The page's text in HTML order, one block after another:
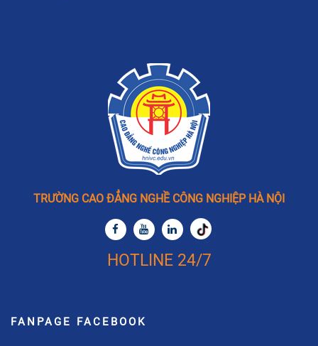
TRƯỜNG CAO ĐẲNG NGHỀ CÔNG NGHIỆP HÀ NỘI
HOTLINE 24/7
FANPAGE FACEBOOK